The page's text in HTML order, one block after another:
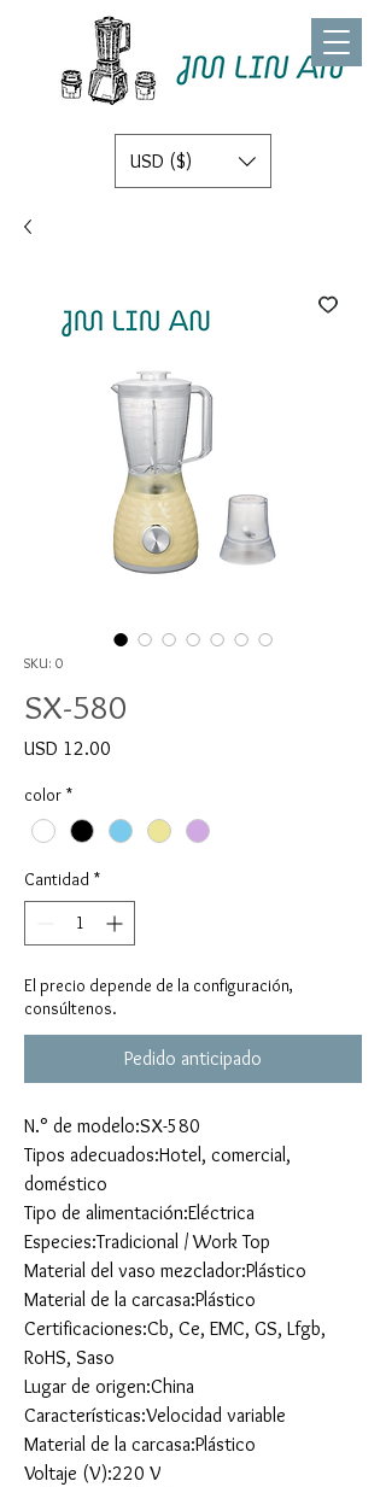
USD ($)
SKU: 0
SX-580
USD 12.00
color *
Cantidad *
El precio depende de la configuración,
consúltenos.
Pedido anticipado
N.° de modelo:SX-580
Tipos adecuados:Hotel, comercial,
doméstico
Tipo de alimentación:Eléctrica
Especies:Tradicional / Work Top
Material del vaso mezclador:Plástico
Material de la carcasa:Plástico
Certificaciones:Cb, Ce, EMC, GS, Lfgb,
RoHS, Saso
Lugar de origen:China
Características:Velocidad variable
Material de la carcasa:Plástico
Voltaje (V):220 V